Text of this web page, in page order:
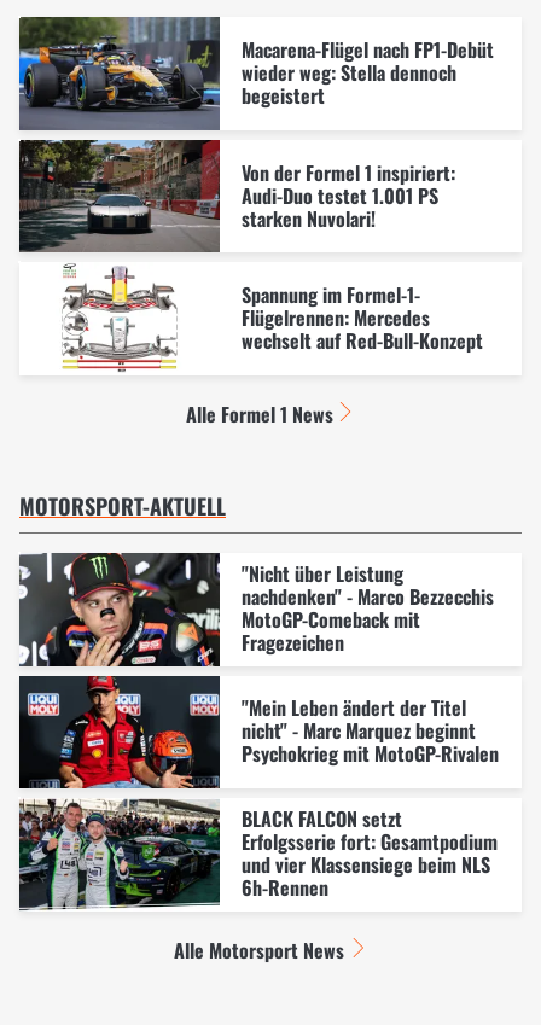
Macarena-Flügel nach FP1-Debüt
wieder weg: Stella dennoch
begeistert
Von der Formel 1 inspiriert:
Audi-Duo testet 1.001 PS
starken Nuvolari!
Spannung im Formel-1-
Flügelrennen: Mercedes
wechselt auf Red-Bull-Konzept
Alle Formel 1 News
MOTORSPORT-AKTUELL
"Nicht über Leistung
nachdenken" - Marco Bezzecchis
MotoGP-Comeback mit
Fragezeichen
"Mein Leben ändert der Titel
nicht" - Marc Marquez beginnt
Psychokrieg mit MotoGP-Rivalen
BLACK FALCON setzt
Erfolgsserie fort: Gesamtpodium
und vier Klassensiege beim NLS
6h-Rennen
Alle Motorsport News